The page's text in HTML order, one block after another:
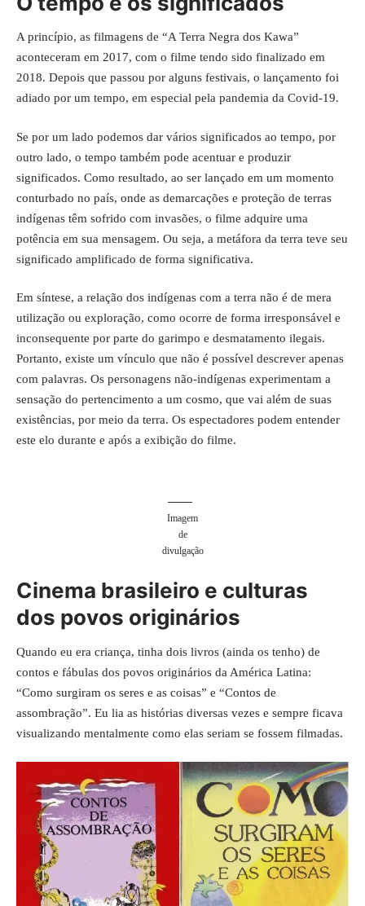
A princípio, as filmagens de “A Terra Negra dos Kawa”
aconteceram em 2017, com o filme tendo sido finalizado em
2018. Depois que passou por alguns festivais, o lançamento foi
adiado por um tempo, em especial pela pandemia da Covid-19.
Se por um lado podemos dar vários significados ao tempo, por
outro lado, o tempo também pode acentuar e produzir
significados. Como resultado, ao ser lançado em um momento
conturbado no país, onde as demarcações e proteção de terras
indígenas têm sofrido com invasões, o filme adquire uma
potência em sua mensagem. Ou seja, a metáfora da terra teve seu
significado amplificado de forma significativa.
Em síntese, a relação dos indígenas com a terra não é de mera
utilização ou exploração, como ocorre de forma irresponsável e
inconsequente por parte do garimpo e desmatamento ilegais.
Portanto, existe um vínculo que não é possível descrever apenas
com palavras. Os personagens não-indígenas experimentam a
sensação do pertencimento a um cosmo, que vai além de suas
existências, por meio da terra. Os espectadores podem entender
este elo durante e após a exibição do filme.
Imagem
de
divulgação
Cinema brasileiro e culturas
dos povos originários
Quando eu era criança, tinha dois livros (ainda os tenho) de
contos e fábulas dos povos originários da América Latina:
“Como surgiram os seres e as coisas” e “Contos de
assombração”. Eu lia as histórias diversas vezes e sempre ficava
visualizando mentalmente como elas seriam se fossem filmadas.